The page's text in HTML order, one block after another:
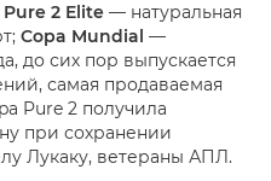
2 Elite — натуральная
Copa Mundial —
до сих пор выпускается
самая продаваемая
Pure 2 получила
при сохранении
Лукаку, ветераны АПЛ.